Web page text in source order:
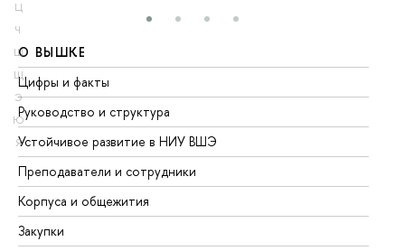
Ц
Ч
Ш
Щ
Э
Ю
Я
О ВЫШКЕ
Цифры и факты
Руководство и структура
Устойчивое развитие в НИУ ВШЭ
Преподаватели и сотрудники
Корпуса и общежития
Закупки